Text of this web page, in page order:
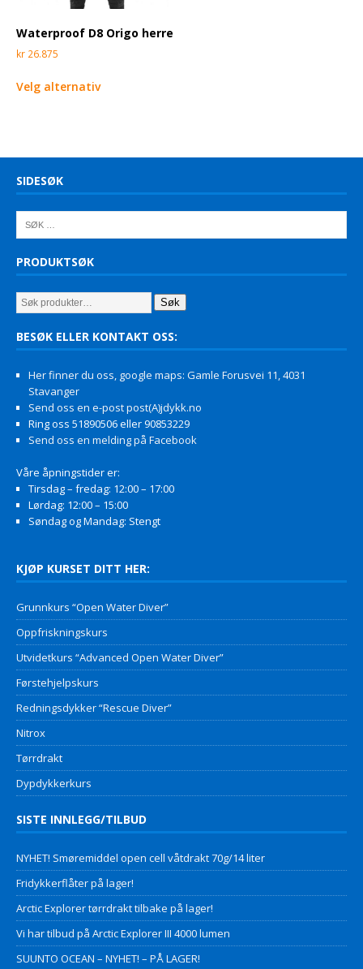
Waterproof D8 Origo herre
kr 26.875
Velg alternativ
SIDESØK
PRODUKTSØK
Søk
BESØK ELLER KONTAKT OSS:
Her finner du oss, google maps: Gamle Forusvei 11, 4031
Stavanger
Send oss en e-post post(A)jdykk.no
Ring oss 51890506 eller 90853229
Send oss en melding på Facebook
Våre åpningstider er:
Tirsdag – fredag: 12:00 – 17:00
Lørdag: 12:00 – 15:00
Søndag og Mandag: Stengt
KJØP KURSET DITT HER:
Grunnkurs “Open Water Diver”
Oppfriskningskurs
Utvidetkurs “Advanced Open Water Diver”
Førstehjelpskurs
Redningsdykker “Rescue Diver”
Nitrox
Tørrdrakt
Dypdykkerkurs
SISTE INNLEGG/TILBUD
NYHET! Smøremiddel open cell våtdrakt 70g/14 liter
Fridykkerflåter på lager!
Arctic Explorer tørrdrakt tilbake på lager!
Vi har tilbud på Arctic Explorer III 4000 lumen
SUUNTO OCEAN – NYHET! – PÅ LAGER!